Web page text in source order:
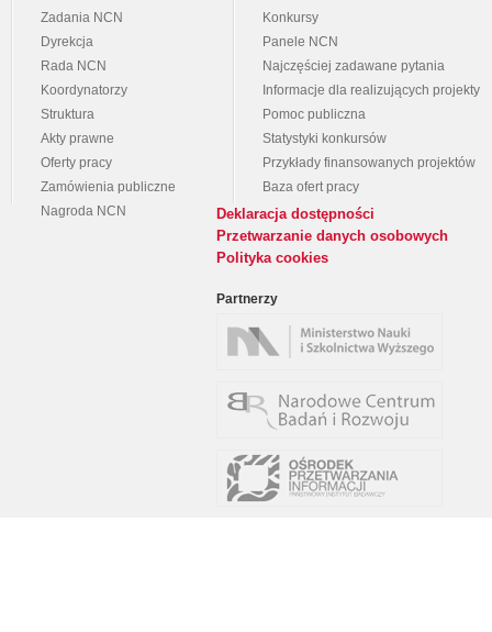
Zadania NCN
Dyrekcja
Rada NCN
Koordynatorzy
Struktura
Akty prawne
Oferty pracy
Zamówienia publiczne
Nagroda NCN
Konkursy
Panele NCN
Najczęściej zadawane pytania
Informacje dla realizujących projekty
Pomoc publiczna
Statystyki konkursów
Przykłady finansowanych projektów
Baza ofert pracy
Deklaracja dostępności
Przetwarzanie danych osobowych
Polityka cookies
Partnerzy